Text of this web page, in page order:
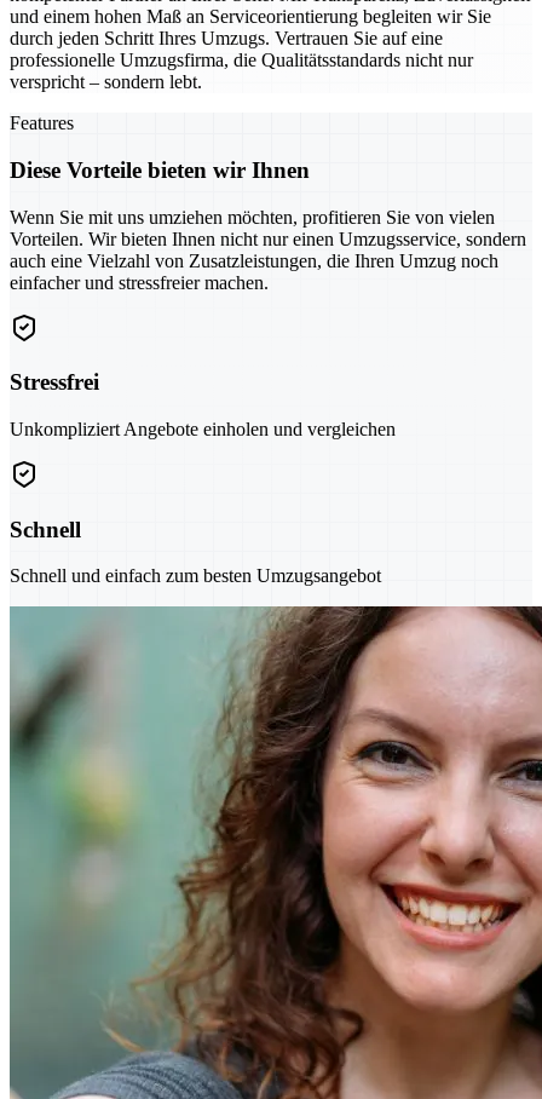
und einem hohen Maß an Serviceorientierung begleiten wir Sie
durch jeden Schritt Ihres Umzugs. Vertrauen Sie auf eine
professionelle Umzugsfirma, die Qualitätsstandards nicht nur
verspricht – sondern lebt.
Features
Diese Vorteile bieten wir Ihnen
Wenn Sie mit uns umziehen möchten, profitieren Sie von vielen
Vorteilen. Wir bieten Ihnen nicht nur einen Umzugsservice, sondern
auch eine Vielzahl von Zusatzleistungen, die Ihren Umzug noch
einfacher und stressfreier machen.
Stressfrei
Unkompliziert Angebote einholen und vergleichen
Schnell
Schnell und einfach zum besten Umzugsangebot